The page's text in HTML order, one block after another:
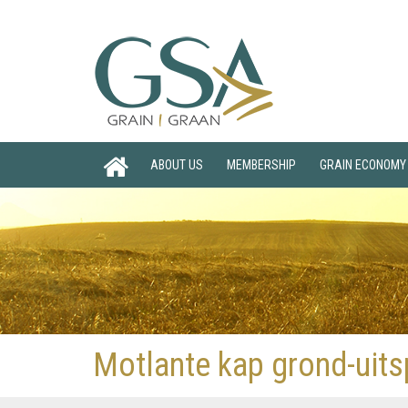
ABOUT US MEMBERSHIP GRAIN ECONOMY
Motlante kap grond-